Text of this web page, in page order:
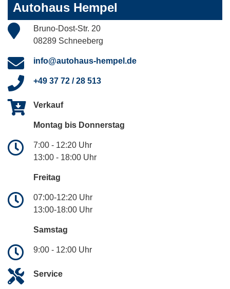
Autohaus Hempel
Bruno-Dost-Str. 20
08289 Schneeberg
info@autohaus-hempel.de
+49 37 72 / 28 513
Verkauf
Montag bis Donnerstag
7:00 - 12:20 Uhr
13:00 - 18:00 Uhr
Freitag
07:00-12:20 Uhr
13:00-18:00 Uhr
Samstag
9:00 - 12:00 Uhr
Service